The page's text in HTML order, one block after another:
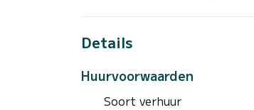
Deze Leut is uitgerust met 3
Het heeft de volgende
Boekingsaanvragen en
Details
Huurvoorwaarden
Soort verhuur